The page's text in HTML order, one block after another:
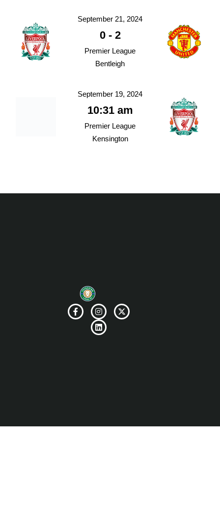
September 21, 2024
0- 2
Premier League
Bentleigh
September 19, 2024
10:31 am
Premier League
Kensington